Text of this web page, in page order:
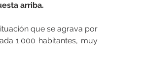
arriba.
que se agrava por
1.000 habitantes, muy